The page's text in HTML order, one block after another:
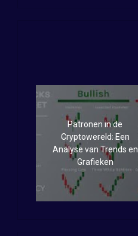
Patronen in de
Cryptowereld: Een
Analyse van Trends en
Grafieken